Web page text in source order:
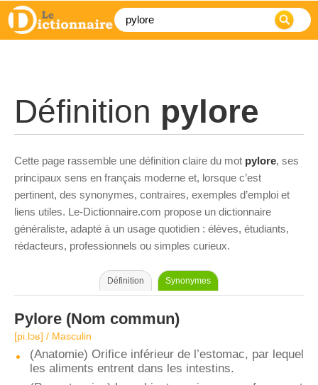
Définition pylore
Cette page rassemble une définition claire du mot pylore, ses
principaux sens en français moderne et, lorsque c’est
pertinent, des synonymes, contraires, exemples d’emploi et
liens utiles. Le-Dictionnaire.com propose un dictionnaire
généraliste, adapté à un usage quotidien : élèves, étudiants,
rédacteurs, professionnels ou simples curieux.
Définition Synonymes
Pylore (Nom commun)
[pi.lɔʁ] / Masculin
(Anatomie) Orifice inférieur de l’estomac, par lequel
les aliments entrent dans les intestins.